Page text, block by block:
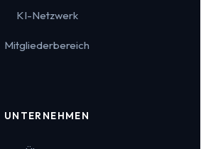
KI-Netzwerk
Mitgliederbereich
UNTERNEHMEN